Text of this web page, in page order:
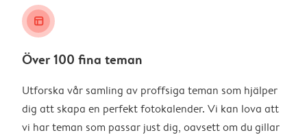
layout_alt
Över 100 fina teman
Utforska vår samling av proffsiga teman som hjälper
dig att skapa en perfekt fotokalender. Vi kan lova att
vi har teman som passar just dig, oavsett om du gillar